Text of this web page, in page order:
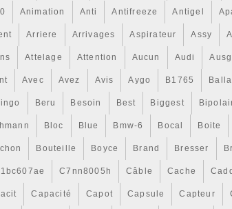
Animation Anti Antifreeze Antigel
Arriere Arrivages Aspirateur Assy
Attelage Attention Aucun Audi
Avec Avez Avis Aygo B1765
Beru Besoin Best Biggest
Bloc Blue Bmw-6 Bocal Boite
Bouteille Boyce Brand Bresser
C7nn8005h Câble Cache
Capacité Capot Capsule Capteur